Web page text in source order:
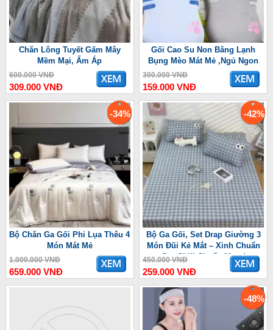
Chăn Lông Tuyết Gấm Mây
Mềm Mại, Ấm Áp
600.000 VNĐ
309.000 VNĐ
Gối Cao Su Non Băng Lạnh
Bụng Mèo Mát Mẻ ,Ngủ Ngon
300.000 VNĐ
159.000 VNĐ
-34%
Bộ Chăn Ga Gối Phi Lụa Thêu 4
Món Mát Mẻ
1.000.000 VNĐ
659.000 VNĐ
-42%
Bộ Ga Gối, Set Drap Giường 3
Món Đũi Kẻ Mắt – Xinh Chuẩn
Gu, Chill Chuẩn Mood
450.000 VNĐ
259.000 VNĐ
-48%